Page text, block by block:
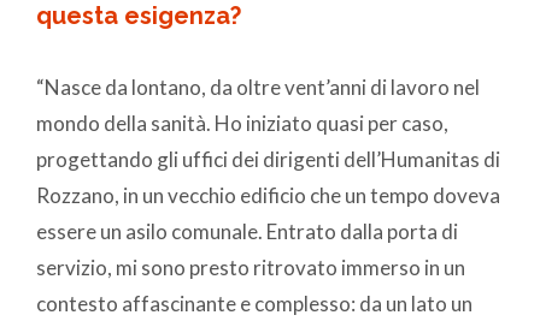
questa esigenza?
“Nasce da lontano, da oltre vent’anni di lavoro nel
mondo della sanità. Ho iniziato quasi per caso,
progettando gli uffici dei dirigenti dell’Humanitas di
Rozzano, in un vecchio edificio che un tempo doveva
essere un asilo comunale. Entrato dalla porta di
servizio, mi sono presto ritrovato immerso in un
contesto affascinante e complesso: da un lato un